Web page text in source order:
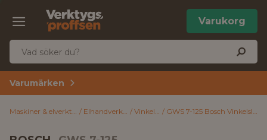
Varukorg
Varumärken
Maskiner & elverktyg Elhandverktyg Vinkelslip GWS 7-125 Bosch Vinkelslip 720 W